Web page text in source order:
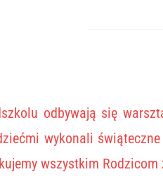
odbywają się
wykonali
wszystkim